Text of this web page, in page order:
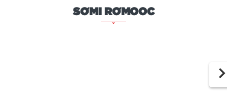
SƠMI RƠMOOC